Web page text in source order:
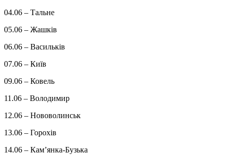
04.06 – Тальне
05.06 – Жашків
06.06 – Васильків
07.06 – Київ
09.06 – Ковель
11.06 – Володимир
12.06 – Нововолинськ
13.06 – Горохів
14.06 – Камʼянка-Бузька